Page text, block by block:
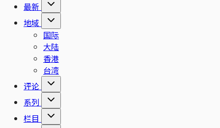
最新
地域
国际
大陆
香港
台湾
评论
系列
栏目